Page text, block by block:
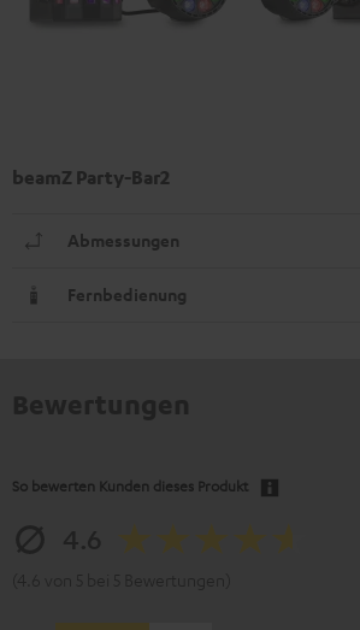
beamZ Party-Bar2
Abmessungen
Fernbedienung
So bewerten Kunden dieses Produkt